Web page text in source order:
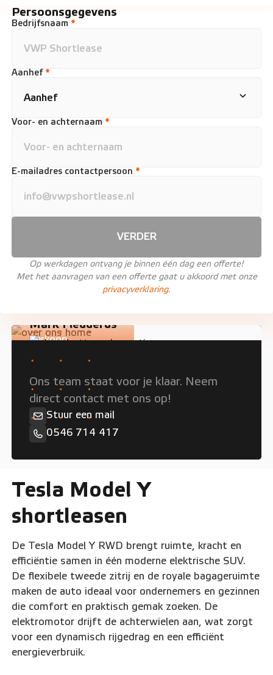
Persoonsgegevens
Bedrijfsnaam *
Aanhef *
Voor- en achternaam *
E-mailadres contactpersoon *
VERDER
Op werkdagen ontvang je binnen één dag een offerte!
Met het aanvragen van een offerte gaat u akkoord met onze
privacyverklaring.
Mark Fledderus
Verkoop
Persoonlijk advies nodig?
Ons team staat voor je klaar. Neem
direct contact met ons op!
Stuur een mail
0546 714 417
Tesla Model Y
shortleasen
De Tesla Model Y RWD brengt ruimte, kracht en
efficiëntie samen in één moderne elektrische SUV.
De flexibele tweede zitrij en de royale bagageruimte
maken de auto ideaal voor ondernemers en gezinnen
die comfort en praktisch gemak zoeken. De
elektromotor drijft de achterwielen aan, wat zorgt
voor een dynamisch rijgedrag en een efficiënt
energieverbruik.